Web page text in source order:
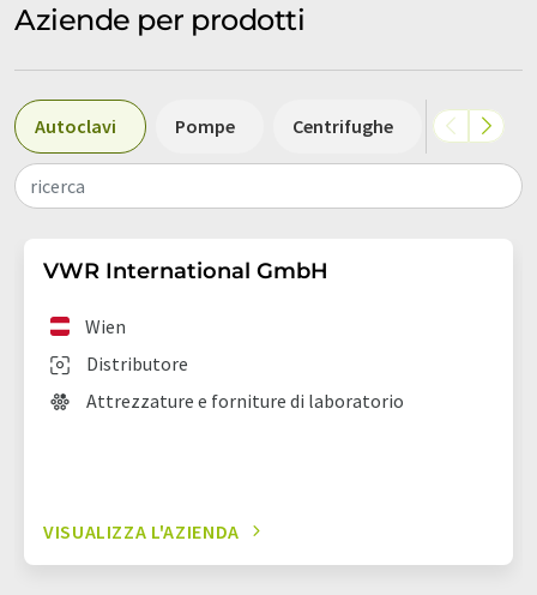
Aziende per prodotti
Autoclavi Pompe Centrifughe Bilance
ricerca
VWR International GmbH
Distributore
Wien
Attrezzature e forniture di laboratorio
VISUALIZZA L'AZIENDA